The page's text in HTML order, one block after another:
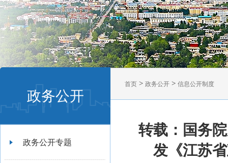
政务公开
政务公开专题
首页 > 政务公开 > 信息公开制度
转载：国务
发《江苏